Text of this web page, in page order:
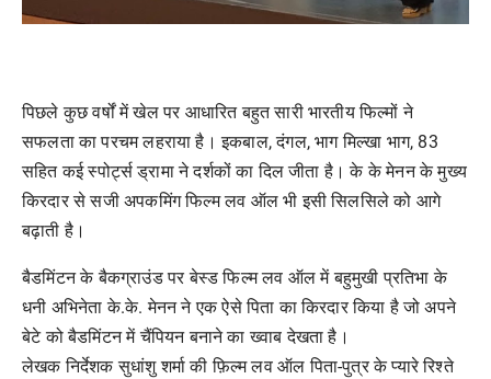
पिछले कुछ वर्षों में खेल पर आधारित बहुत सारी भारतीय फिल्मों ने
सफलता का परचम लहराया है। इकबाल, दंगल, भाग मिल्खा भाग, 83
सहित कई स्पोर्ट्स ड्रामा ने दर्शकों का दिल जीता है। के के मेनन के मुख्य
किरदार से सजी अपकमिंग फिल्म लव ऑल भी इसी सिलसिले को आगे
बढ़ाती है।
बैडमिंटन के बैकग्राउंड पर बेस्ड फिल्म लव ऑल में बहुमुखी प्रतिभा के
धनी अभिनेता के.के. मेनन ने एक ऐसे पिता का किरदार किया है जो अपने
बेटे को बैडमिंटन में चैंपियन बनाने का ख्वाब देखता है।
लेखक निर्देशक सुधांशु शर्मा की फ़िल्म लव ऑल पिता-पुत्र के प्यारे रिश्ते